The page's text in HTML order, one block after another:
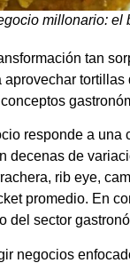
millonario: el
tan
responde a una
decenas de
rib eye,
promedio. En
del sector
negocios